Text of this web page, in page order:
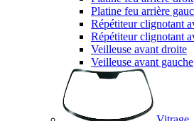
Platine feu arrière
Répétiteur clignotant
Répétiteur clignotant
Veilleuse avant droite
Veilleuse avant gauche